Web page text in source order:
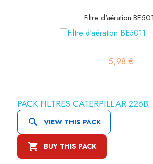
Filtre à gasoil RT3
3,27 €
PACK FILTRES CATERPILLAR 226B
 VIEW THIS PACK
 BUY THIS PACK